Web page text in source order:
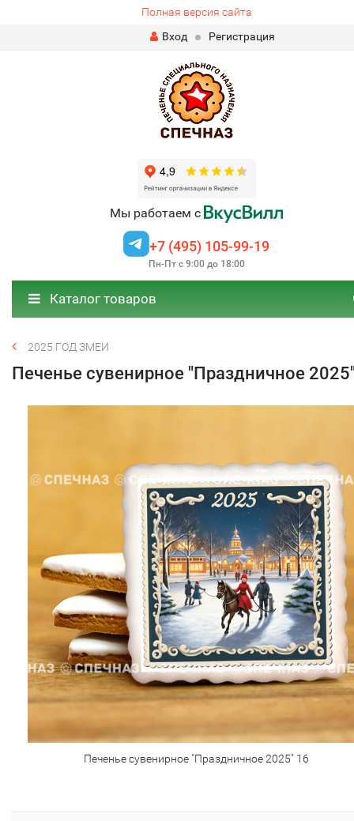
Полная версия сайта
Вход
Регистрация
Мы работаем с
+7 (495) 105-99-19
Пн-Пт с 9:00 до 18:00
Каталог товаров
2025 ГОД ЗМЕИ
Печенье сувенирное "Праздничное
Печенье сувенирное "Праздничное 2025" 16